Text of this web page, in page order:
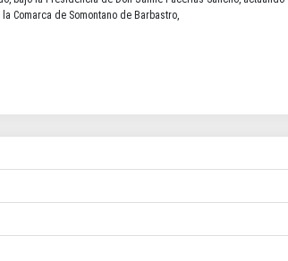
Comarca de Somontano de Barbastro,